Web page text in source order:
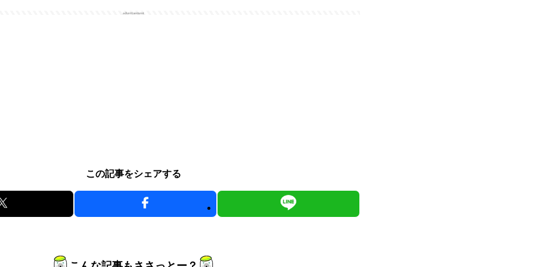
advertisement
この記事をシェアする